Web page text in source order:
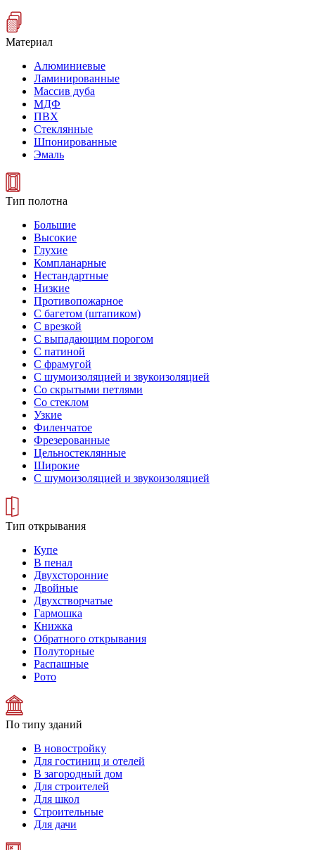
Материал
Алюминиевые
Ламинированные
Массив дуба
МДФ
ПВХ
Стеклянные
Шпонированные
Эмаль
Тип полотна
Большие
Высокие
Глухие
Компланарные
Нестандартные
Низкие
Противопожарное
С багетом (штапиком)
С врезкой
С выпадающим порогом
С патиной
С фрамугой
С шумоизоляцией и звукоизоляцией
Со скрытыми петлями
Со стеклом
Узкие
Филенчатое
Фрезерованные
Цельностеклянные
Широкие
С шумоизоляцией и звукоизоляцией
Тип открывания
Купе
В пенал
Двухсторонние
Двойные
Двухстворчатые
Гармошка
Книжка
Обратного открывания
Полуторные
Распашные
Рото
По типу зданий
В новостройку
Для гостиниц и отелей
В загородный дом
Для строителей
Для школ
Строительные
Для дачи